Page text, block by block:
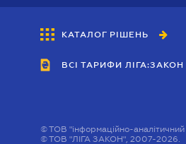
БУХГАЛТЕР&ЗАКОН
ВІСНИК МСФЗ
КАТАЛОГ РІШЕНЬ
ВСІ ТАРИФИ ЛІГА:ЗАКОН
©ТОВ "інформаційно-
©ТОВ "ЛІГА ЗАКОН", 2007-2026.